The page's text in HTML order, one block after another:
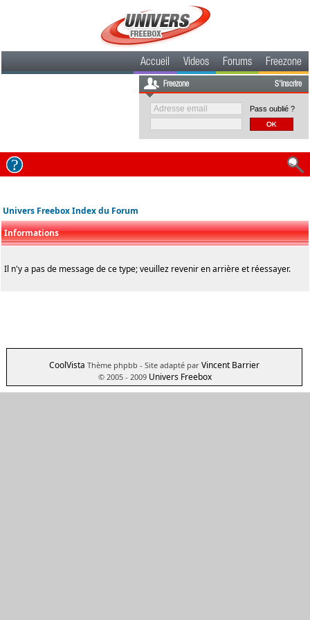
Accueil Videos Forums Freezone
Freezone S'inscrire
Pass oublié ?
Univers Freebox Index du Forum
Informations
Il n'y a pas de message de ce type; veuillez revenir en arrière et réessayer.
CoolVista Thème phpbb - Site adapté par Vincent Barrier
© 2005 - 2009 Univers Freebox